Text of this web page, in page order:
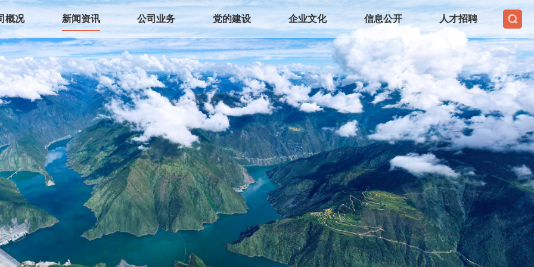
概况 新闻资讯 公司业务 党的建设 企业文化 信息公开 人才招聘